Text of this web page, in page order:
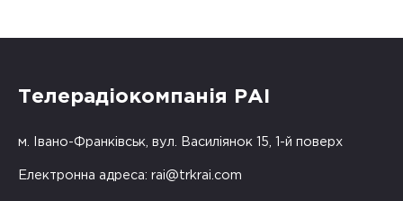
Телерадіокомпанія РАІ
м. Івано-Франківськ, вул. Василіянок 15, 1-й поверх
Електронна адреса: rai@trkrai.com